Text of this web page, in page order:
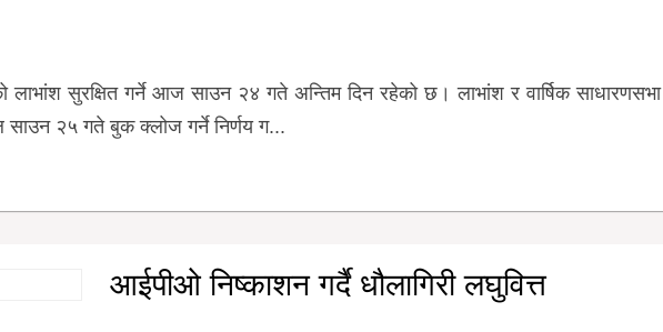
लाभांश सुरक्षित गर्ने आज साउन २४ गते अन्तिम दिन रहेको छ। लाभांश र वार्षिक साधारणसभा
साउन २५ गते बुक क्लोज गर्ने निर्णय ग...
आईपीओ निष्काशन गर्दै धौलागिरी लघुवित्त